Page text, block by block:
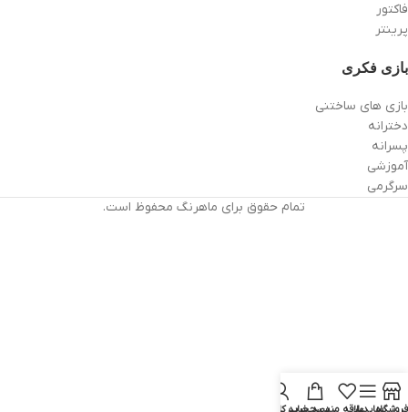
فاکتور
پرینتر
بازی فکری
بازی های ساختنی
دخترانه
پسرانه
آموزشی
سرگرمی
تمام حقوق برای ماهرنگ محفوظ است.
فروشگاهسایدبارعلاقه مندیسبد خرید
حساب کاربری من